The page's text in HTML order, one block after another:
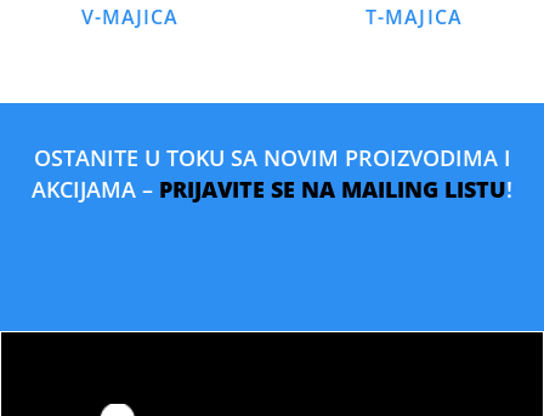
V-MAJICA T-MAJICA
OSTANITE U TOKU SA NOVIM PROIZVODIMA I
AKCIJAMA – PRIJAVITE SE NA MAILING LISTU!